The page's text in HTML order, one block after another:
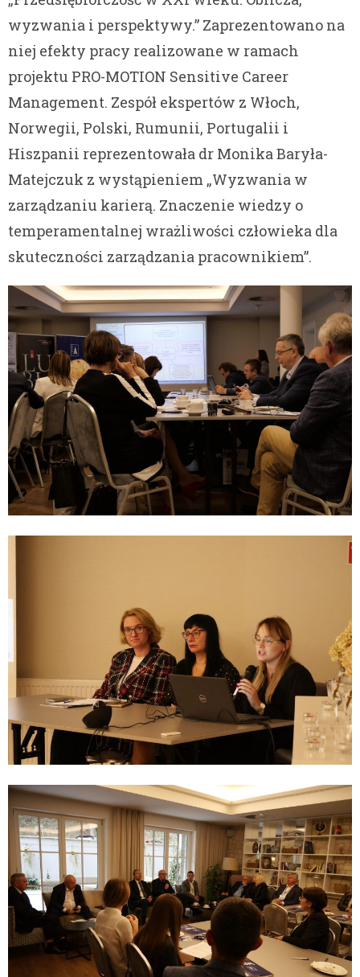
wyzwania i perspektywy.” Zaprezentowano na
niej efekty pracy realizowane w ramach
projektu PRO-MOTION Sensitive Career
Management. Zespół ekspertów z Włoch,
Norwegii, Polski, Rumunii, Portugalii i
Hiszpanii reprezentowała dr Monika Baryła-
Matejczuk z wystąpieniem „Wyzwania w
zarządzaniu karierą. Znaczenie wiedzy o
temperamentalnej wrażliwości człowieka dla
skuteczności zarządzania pracownikiem”.